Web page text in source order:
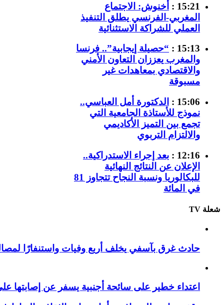
15:21 :
أخنوش: الاجتماع
المغربي-الفرنسي يطلق التنفيذ
العملي للشراكة الاستثنائية
15:13 :
“حصيلة إيجابية”.. فرنسا
والمغرب يعززان التعاون الأمني
والاقتصادي بمعاهدات غير
مسبوقة
15:06 :
الدكتورة أمل العباسي..
نموذج للأستاذة الجامعية التي
تجمع بين التميز الأكاديمي
والالتزام التربوي
12:16 :
بعد إجراء الاستدراكية..
الإعلان عن النتائج النهائية
للبكالوريا ونسبة النجاح تتجاوز 81
في المائة
شعلة TV
حادث غرق بآسفي يخلف أربع وفيات واستنفارًا لمصالح
اعتداء خطير على سائحة أجنبية يسفر عن إصابتها